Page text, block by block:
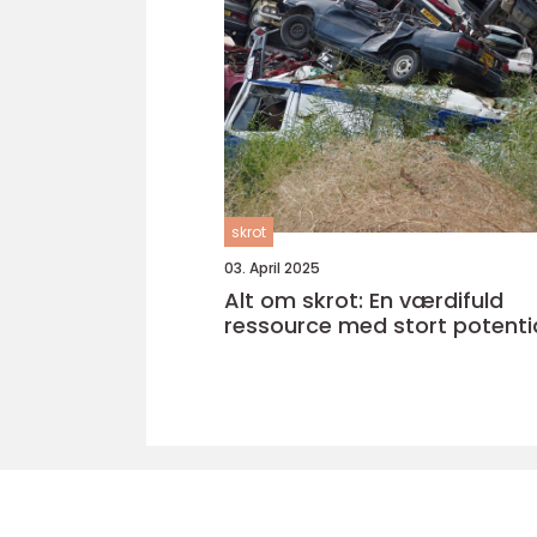
skrot
03. April 2025
Alt om skrot: En værdifuld
ressource med stort